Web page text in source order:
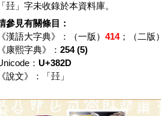
「㠭」字未收錄於本資料庫。
參見有關條目：
《漢語大字典》：（一版） 414；（二版）
《康熙字典》： 254 (5)
： U+382D
《說文》：「 㠭」